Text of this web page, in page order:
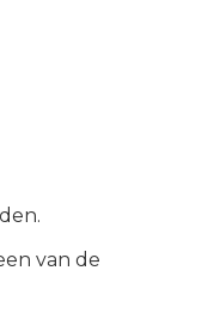
van de